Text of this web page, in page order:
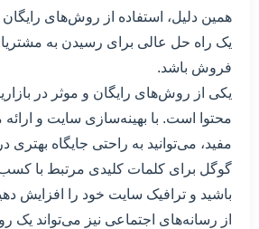
همین دلیل، استفاده از روش‌های رایگان
یک راه حل عالی برای رسیدن به
فروش باشد.
محتوا است. با بهینه‌سازی سایت و ارائه
مفید، می‌توانید به راحتی جایگاه بهتری
گوگل برای کلمات کلیدی مرتبط با
باشید و ترافیک سایت خود را افزایش
از رسانه‌های اجتماعی نیز می‌تواند یک